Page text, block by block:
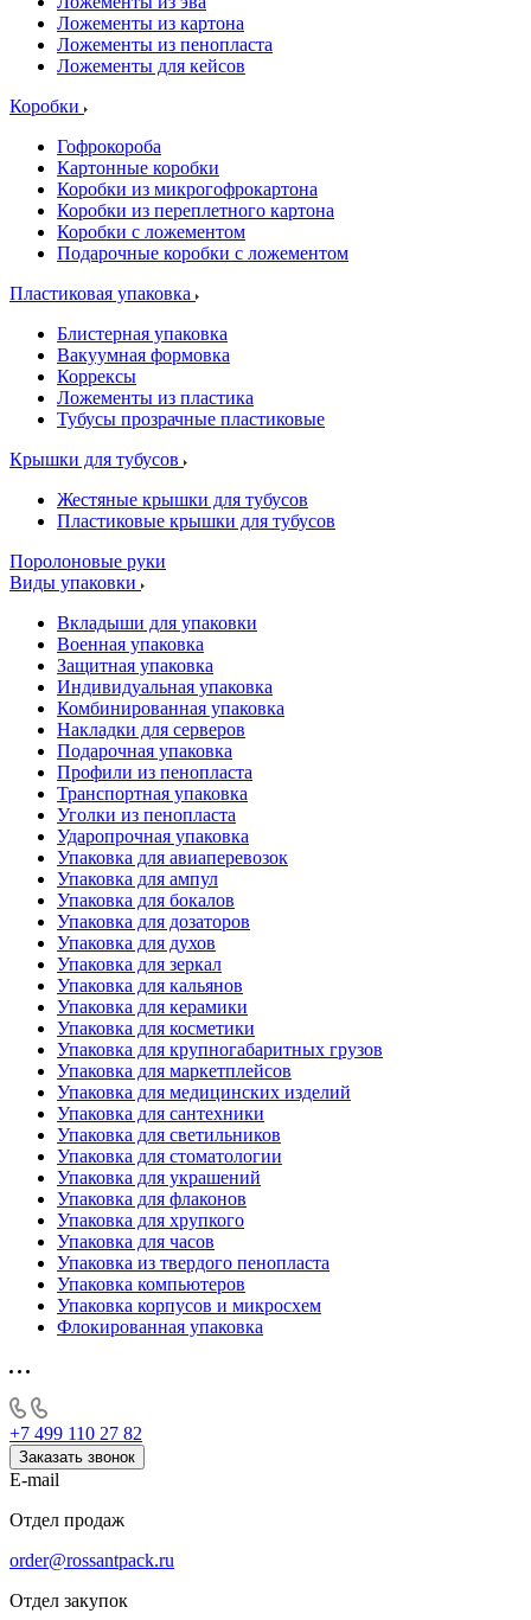
Ложементы из картона
Ложементы из пенопласта
Ложементы для кейсов
Коробки
Гофрокороба
Картонные коробки
Коробки из микрогофрокартона
Коробки из переплетного картона
Коробки с ложементом
Подарочные коробки с ложементом
Пластиковая упаковка
Блистерная упаковка
Вакуумная формовка
Коррексы
Ложементы из пластика
Тубусы прозрачные пластиковые
Крышки для тубусов
Жестяные крышки для тубусов
Пластиковые крышки для тубусов
Поролоновые руки
Виды упаковки
Вкладыши для упаковки
Военная упаковка
Защитная упаковка
Индивидуальная упаковка
Комбинированная упаковка
Накладки для серверов
Подарочная упаковка
Профили из пенопласта
Транспортная упаковка
Уголки из пенопласта
Ударопрочная упаковка
Упаковка для авиаперевозок
Упаковка для ампул
Упаковка для бокалов
Упаковка для дозаторов
Упаковка для духов
Упаковка для зеркал
Упаковка для кальянов
Упаковка для керамики
Упаковка для косметики
Упаковка для крупногабаритных грузов
Упаковка для маркетплейсов
Упаковка для медицинских изделий
Упаковка для сантехники
Упаковка для светильников
Упаковка для стоматологии
Упаковка для украшений
Упаковка для флаконов
Упаковка для хрупкого
Упаковка для часов
Упаковка из твердого пенопласта
Упаковка компьютеров
Упаковка корпусов и микросхем
Флокированная упаковка
+7 499 110 27 82
Заказать звонок
E-mail
Отдел продаж
order@rossantpack.ru
Отдел закупок